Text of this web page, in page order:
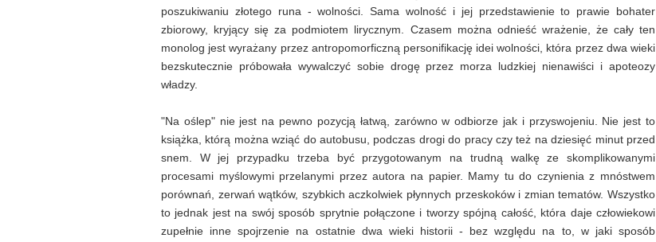
poszukiwaniu złotego runa - wolności. Sama wolność i jej przedstawienie to prawie bohater
zbiorowy, kryjący się za podmiotem lirycznym. Czasem można odnieść wrażenie, że cały ten
monolog jest wyrażany przez antropomorficzną personifikację idei wolności, która przez dwa wieki
bezskutecznie próbowała wywalczyć sobie drogę przez morza ludzkiej nienawiści i apoteozy
władzy.
"Na oślep" nie jest na pewno pozycją łatwą, zarówno w odbiorze jak i przyswojeniu. Nie jest to
książka, którą można wziąć do autobusu, podczas drogi do pracy czy też na dziesięć minut przed
snem. W jej przypadku trzeba być przygotowanym na trudną walkę ze skomplikowanymi
procesami myślowymi przelanymi przez autora na papier. Mamy tu do czynienia z mnóstwem
porównań, zerwań wątków, szybkich aczkolwiek płynnych przeskoków i zmian tematów. Wszystko
to jednak jest na swój sposób sprytnie połączone i tworzy spójną całość, która daje człowiekowi
zupełnie inne spojrzenie na ostatnie dwa wieki historii - bez względu na to, w jaki sposób